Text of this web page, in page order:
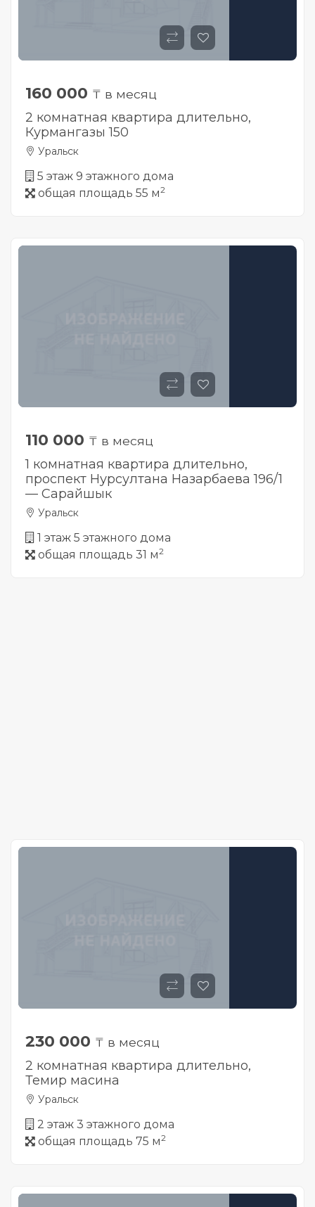
160 000 ₸ в месяц
2 комнатная квартира длительно,
Курмангазы 150
Уральск
5 этаж 9 этажного дома
общая площадь 55 м2
110 000 ₸ в месяц
1 комнатная квартира длительно,
проспект Нурсултана Назарбаева 196/1
— Сарайшык
Уральск
1 этаж 5 этажного дома
общая площадь 31 м2
230 000 ₸ в месяц
2 комнатная квартира длительно,
Темир масина
Уральск
2 этаж 3 этажного дома
общая площадь 75 м2